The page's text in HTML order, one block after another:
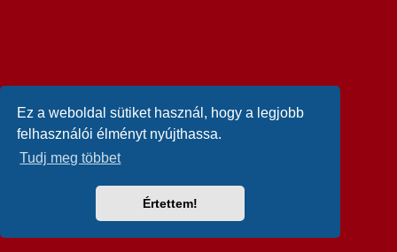
Ez a weboldal sütiket használ, hogy a legjobb
felhasználói élményt nyújthassa.
Tudj meg többet
Értettem!